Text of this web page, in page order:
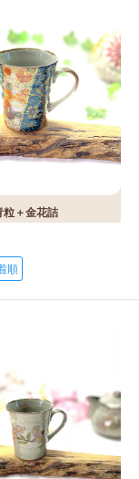
粒＋金花詰
順